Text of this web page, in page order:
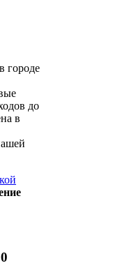
городе
до
в